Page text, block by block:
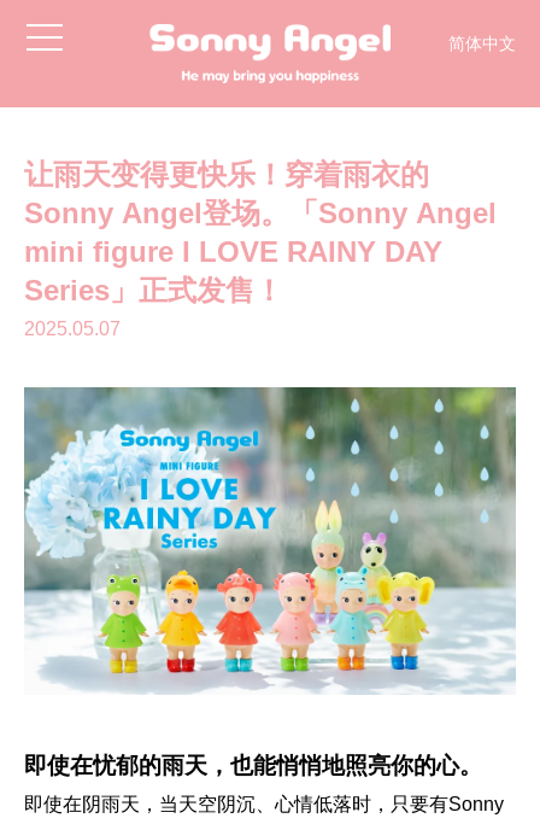
toggle
navigation
简体中文
让雨天变得更快乐！穿着雨衣的
Sonny Angel登场。「Sonny Angel
mini figure I LOVE RAINY DAY
Series」正式发售！
2025.05.07
即使在忧郁的雨天，也能悄悄地照亮你的心。
即使在阴雨天，当天空阴沉、心情低落时，只要有Sonny